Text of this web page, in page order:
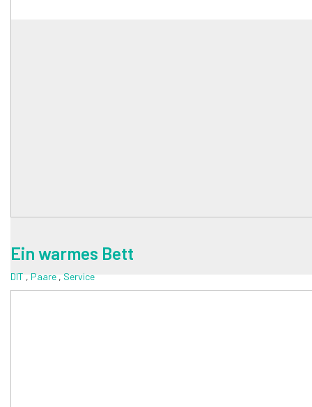
Ein warmes Bett
DIT , Paare , Service